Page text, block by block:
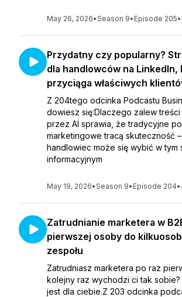
May 26, 2026•Season 9• Episode 205•
Przydatny czy popularny?
dla handlowców na LinkedIn,
przyciąga właściwych
Z 204tego odcinka Podcastu
dowiesz się:Dlaczego zalew
przez AI sprawia, że tradycyjne
marketingowe tracą skuteczność
handlowiec może się wybić w tym
informacyjnym
May 19, 2026•Season 9• Episode 204•
Zatrudnianie marketera w
pierwszej osoby do
zespołu
Zatrudniasz marketera po raz
kolejny raz wychodzi ci tak
jest dla ciebie.Z 203 odcinka